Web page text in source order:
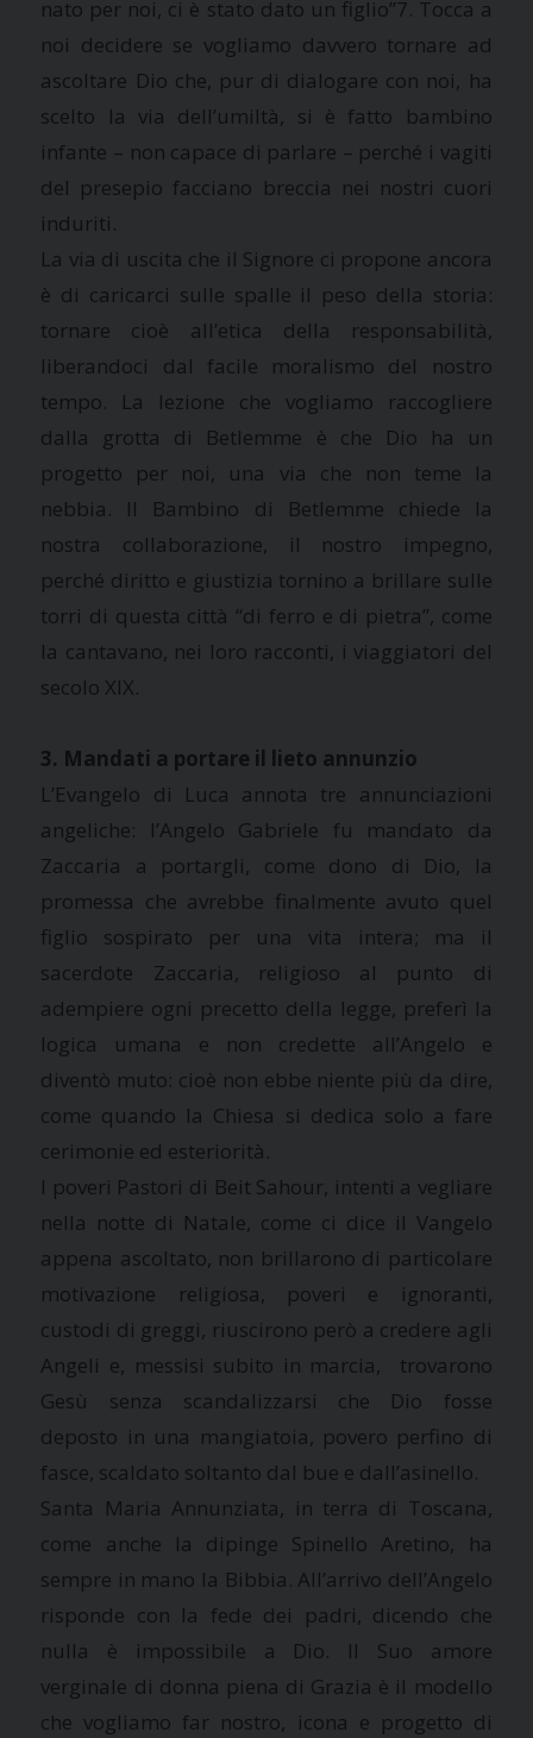
nato per noi, ci è stato dato un figlio”7. Tocca a
noi decidere se vogliamo davvero tornare ad
ascoltare Dio che, pur di dialogare con noi, ha
scelto la via dell’umiltà, si è fatto bambino
infante – non capace di parlare – perché i vagiti
del presepio facciano breccia nei nostri cuori
induriti.
La via di uscita che il Signore ci propone ancora
è di caricarci sulle spalle il peso della storia:
tornare cioè all’etica della responsabilità,
liberandoci dal facile moralismo del nostro
tempo. La lezione che vogliamo raccogliere
dalla grotta di Betlemme è che Dio ha un
progetto per noi, una via che non teme la
nebbia. Il Bambino di Betlemme chiede la
nostra collaborazione, il nostro impegno,
perché diritto e giustizia tornino a brillare sulle
torri di questa città “di ferro e di pietra”, come
la cantavano, nei loro racconti, i viaggiatori del
secolo XIX.
3. Mandati a portare il lieto annunzio
L’Evangelo di Luca annota tre annunciazioni
angeliche: l’Angelo Gabriele fu mandato da
Zaccaria a portargli, come dono di Dio, la
promessa che avrebbe finalmente avuto quel
figlio sospirato per una vita intera; ma il
sacerdote Zaccaria, religioso al punto di
adempiere ogni precetto della legge, preferì la
logica umana e non credette all’Angelo e
diventò muto: cioè non ebbe niente più da dire,
come quando la Chiesa si dedica solo a fare
cerimonie ed esteriorità.
I poveri Pastori di Beit Sahour, intenti a vegliare
nella notte di Natale, come ci dice il Vangelo
appena ascoltato, non brillarono di particolare
motivazione religiosa, poveri e ignoranti,
custodi di greggi, riuscirono però a credere agli
Angeli e, messisi subito in marcia, trovarono
Gesù senza scandalizzarsi che Dio fosse
deposto in una mangiatoia, povero perfino di
fasce, scaldato soltanto dal bue e dall’asinello.
Santa Maria Annunziata, in terra di Toscana,
come anche la dipinge Spinello Aretino, ha
sempre in mano la Bibbia. All’arrivo dell’Angelo
risponde con la fede dei padri, dicendo che
nulla è impossibile a Dio. Il Suo amore
verginale di donna piena di Grazia è il modello
che vogliamo far nostro, icona e progetto di